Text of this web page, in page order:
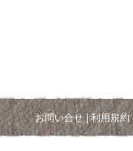
お問い合せ|利用規約